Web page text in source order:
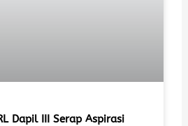
Dapil III Serap Aspirasi